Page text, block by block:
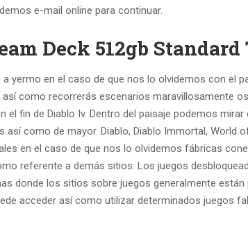
e-mail online para continuar.
Deck 512gb
yermo en el caso de que nos lo olvidemos con el
como recorrerás escenarios maravillosamente
fin de Diablo Iv. Dentro del paisaje podemos
así­ como de mayor. Diablo, Diablo Immortal, World
en el caso de que nos lo olvidemos fábricas
referente a demás sitios. Los juegos
donde los sitios sobre juegos generalmente
acceder así­ como utilizar determinados juegos